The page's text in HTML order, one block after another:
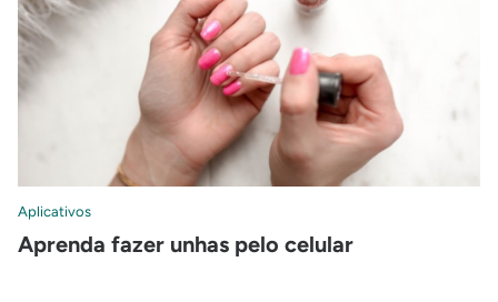
Aplicativos
Aprenda fazer unhas pelo celular